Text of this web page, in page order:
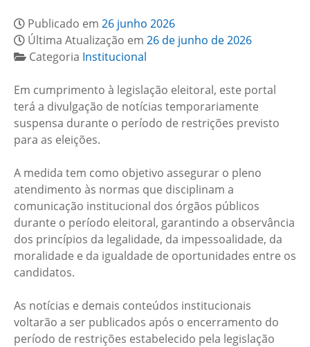
Publicado em 26 junho 2026
Última Atualização em 26 de junho de 2026
Categoria Institucional
Em cumprimento à legislação eleitoral, este portal
terá a divulgação de notícias temporariamente
suspensa durante o período de restrições previsto
para as eleições.
A medida tem como objetivo assegurar o pleno
atendimento às normas que disciplinam a
comunicação institucional dos órgãos públicos
durante o período eleitoral, garantindo a observância
dos princípios da legalidade, da impessoalidade, da
moralidade e da igualdade de oportunidades entre os
candidatos.
As notícias e demais conteúdos institucionais
voltarão a ser publicados após o encerramento do
período de restrições estabelecido pela legislação